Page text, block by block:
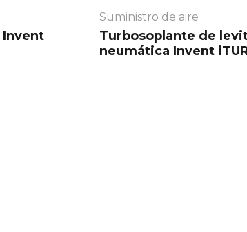
Invent
Suministro de aire
Turbosoplante de
neumática Invent